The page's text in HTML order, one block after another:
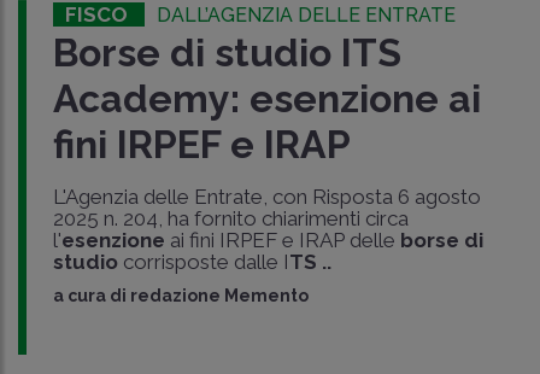
FISCO DALL’AGENZIA DELLE ENTRATE
Borse di studio ITS
Academy: esenzione ai
fini IRPEF e IRAP
L'Agenzia delle Entrate, con Risposta 6 agosto
2025 n. 204, ha fornito chiarimenti circa
l'esenzione ai fini IRPEF e IRAP delle borse di
studiocorrisposte dalle ITS ..
a cura di redazione Memento